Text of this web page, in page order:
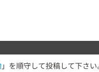
」を順守して投稿して下さい